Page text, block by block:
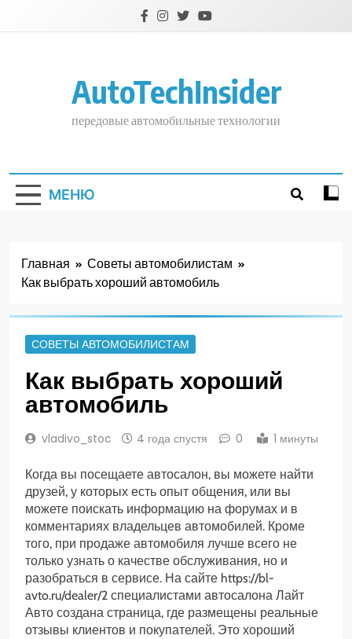
AutoTechInsider
передовые автомобильные технологии
МЕНЮ
Главная
Советы автомобилистам
Как выбрать хороший автомобиль
СОВЕТЫ АВТОМОБИЛИСТАМ
Как выбрать хороший
автомобиль
vladivo_stoc 4 года спустя 0 1 минуты
Когда вы посещаете автосалон, вы можете найти
друзей, у которых есть опыт общения, или вы
можете поискать информацию на форумах и в
комментариях владельцев автомобилей. Кроме
того, при продаже автомобиля лучше всего не
только узнать о качестве обслуживания, но и
разобраться в сервисе. На сайте https://bl-
avto.ru/dealer/2 специалистами автосалона Лайт
Авто создана страница, где размещены реальные
отзывы клиентов и покупателей. Это хороший